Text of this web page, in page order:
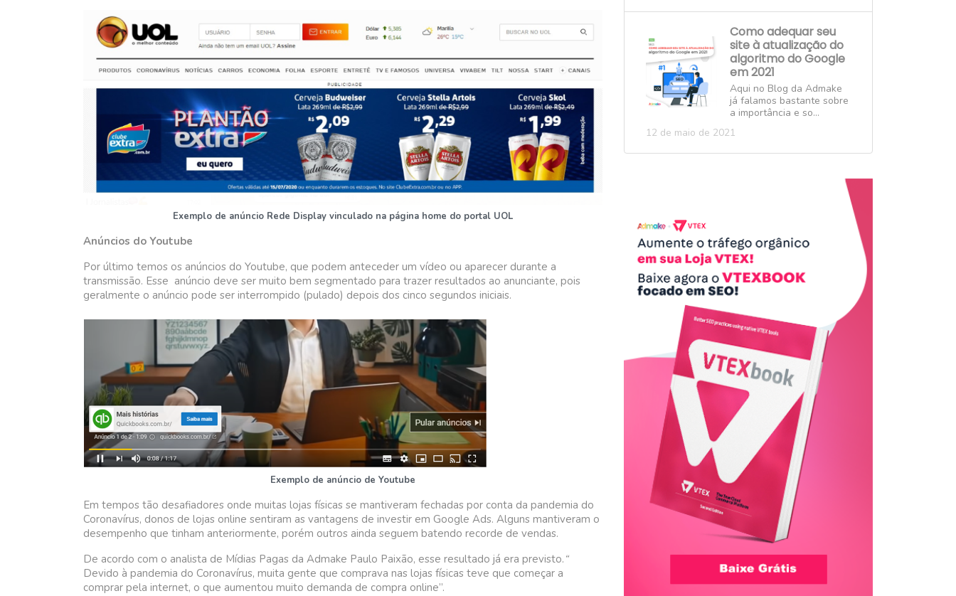
Exemplo de anúncio Rede Display vinculado na página home do portal UOL
Anúncios do Youtube
Por último temos os anúncios do Youtube, que podem anteceder um vídeo ou aparecer durante a
transmissão. Esse anúncio deve ser muito bem segmentado para trazer resultados ao anunciante, pois
geralmente o anúncio pode ser interrompido (pulado) depois dos cinco segundos iniciais.
Exemplo de anúncio de Youtube
Em tempos tão desafiadores onde muitas lojas físicas se mantiveram fechadas por conta da pandemia do
Coronavírus, donos de lojas online sentiram as vantagens de investir em Google Ads. Alguns mantiveram o
desempenho que tinham anteriormente, porém outros ainda seguem batendo recorde de vendas.
De acordo com o analista de Mídias Pagas da Admake Paulo Paixão, esse resultado já era previsto. “
Devido à pandemia do Coronavírus, muita gente que comprava nas lojas físicas teve que começar a
comprar pela internet, o que aumentou muito demanda de compra online”.
Como adequar seu
site à atualização do
algoritmo do Google
em 2021
Aqui no Blog da Admake
já falamos bastante sobre
a importância e so...
12 de maio de 2021